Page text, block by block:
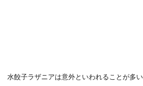
水餃子ラザニアは意外といわれることが多い